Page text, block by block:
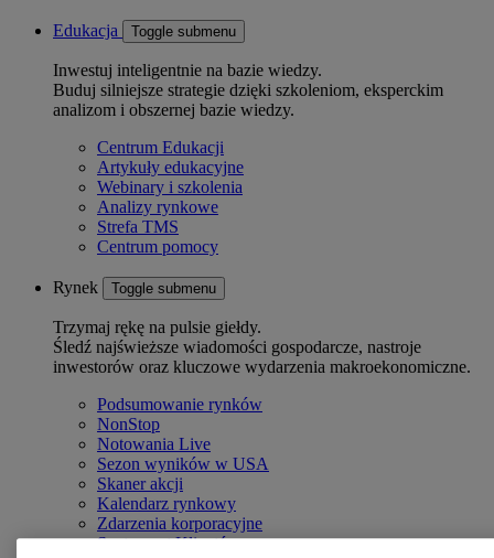
Edukacja Toggle submenu
Inwestuj inteligentnie na bazie wiedzy.
Buduj silniejsze strategie dzięki szkoleniom, eksperckim
analizom i obszernej bazie wiedzy.
Centrum Edukacji
Artykuły edukacyjne
Webinary i szkolenia
Analizy rynkowe
Strefa TMS
Centrum pomocy
Rynek Toggle submenu
Trzymaj rękę na pulsie giełdy.
Śledź najświeższe wiadomości gospodarcze, nastroje
inwestorów oraz kluczowe wydarzenia makroekonomiczne.
Podsumowanie rynków
NonStop
Notowania Live
Sezon wyników w USA
Skaner akcji
Kalendarz rynkowy
Zdarzenia korporacyjne
Sentyment Klientów